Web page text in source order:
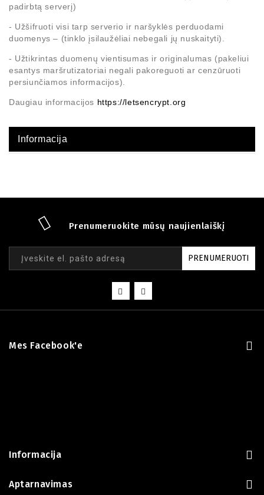
padirbtą serverį)
- Užšifruoti visi tarp serverio ir naršyklės perduodami
duomenys – (tinklo įsilaužėliai nebegali jų nuskaityti).
- Užtikrintas duomenų vientisumas ir originalumas (pakeliui
esantys maršrutizatoriai negali pakoreguoti ar cenzūruoti
persiunčiamos informacijos).
Daugiau informacijos https://letsencrypt.org
Informacija
Prenumeruokite mūsų naujienlaiškį
PRENUMERUOTI
Mes Facebook'e
Informacija
Aptarnavimas